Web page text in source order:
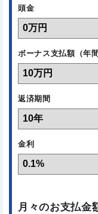
頭金
ボーナス支払額（年間
返済期間
金利
月々のお支払金